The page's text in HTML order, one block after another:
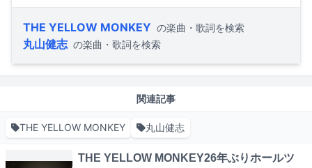
THE YELLOW MONKEY の楽曲・歌詞を検索
丸山健志 の楽曲・歌詞を検索
関連記事
THE YELLOW MONKEY 丸山健志
THE YELLOW MONKEY26年ぶりホールツ